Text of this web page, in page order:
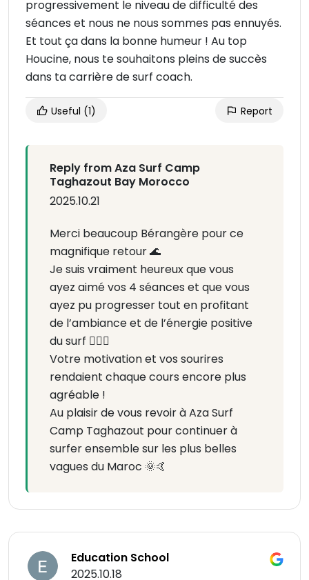
progressivement le niveau de difficulté des
séances et nous ne nous sommes pas ennuyés.
Et tout ça dans la bonne humeur ! Au top
Houcine, nous te souhaitons pleins de succès
dans ta carrière de surf coach.
Useful (1) Report
Reply from Aza Surf Camp
Taghazout Bay Morocco
2025.10.21
Merci beaucoup Bérangère pour ce
magnifique retour 🌊
Je suis vraiment heureux que vous
ayez aimé vos 4 séances et que vous
ayez pu progresser tout en profitant
de l’ambiance et de l’énergie positive
du surf 🏄‍♀️✨
Votre motivation et vos sourires
rendaient chaque cours encore plus
agréable !
Au plaisir de vous revoir à Aza Surf
Camp Taghazout pour continuer à
surfer ensemble sur les plus belles
vagues du Maroc 🌞🤙
Education School
2025.10.18